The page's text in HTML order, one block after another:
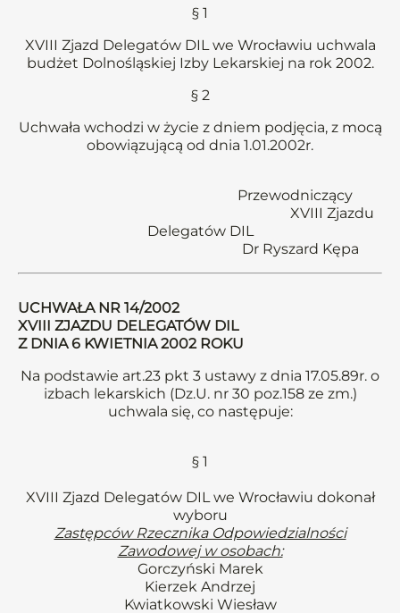
§ 1
XVIII Zjazd Delegatów DIL we Wrocławiu uchwala
budżet Dolnośląskiej Izby Lekarskiej na rok 2002.
§ 2
Uchwała wchodzi w życie z dniem podjęcia, z mocą
obowiązującą od dnia 1.01.2002r.
Przewodniczący
XVIII Zjazdu
Delegatów DIL
Dr Ryszard Kępa
UCHWAŁA NR 14/2002
XVIII ZJAZDU DELEGATÓW DIL
Z DNIA 6 KWIETNIA 2002 ROKU
Na podstawie art.23 pkt 3 ustawy z dnia 17.05.89r. o
izbach lekarskich (Dz.U. nr 30 poz.158 ze zm.)
uchwala się, co następuje:
§ 1
XVIII Zjazd Delegatów DIL we Wrocławiu dokonał
wyboru
Zastępców Rzecznika Odpowiedzialności
Zawodowej w osobach:
Gorczyński Marek
Kierzek Andrzej
Kwiatkowski Wiesław